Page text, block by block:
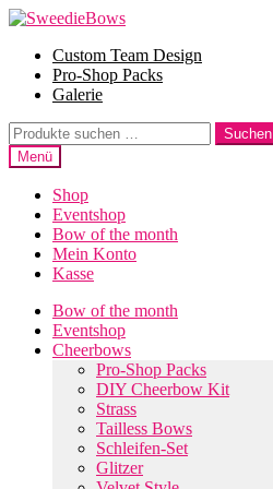
Zur
springen
Zum
springenCustom Team Design
Pro-Shop Packs
Galerie
Suche
nach:
Suchen
Menü
Shop
Eventshop
Bow of the month
Mein Konto
Kasse
Bow of the month
Eventshop
Cheerbows
Pro-Shop Packs
DIY Cheerbow Kit
Strass
Tailless Bows
Schleifen-Set
Glitzer